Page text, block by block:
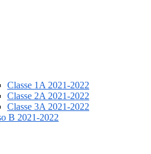
Classe 1A 2021-2022
Classe 2A 2021-2022
Classe 3A 2021-2022
B 2021-2022